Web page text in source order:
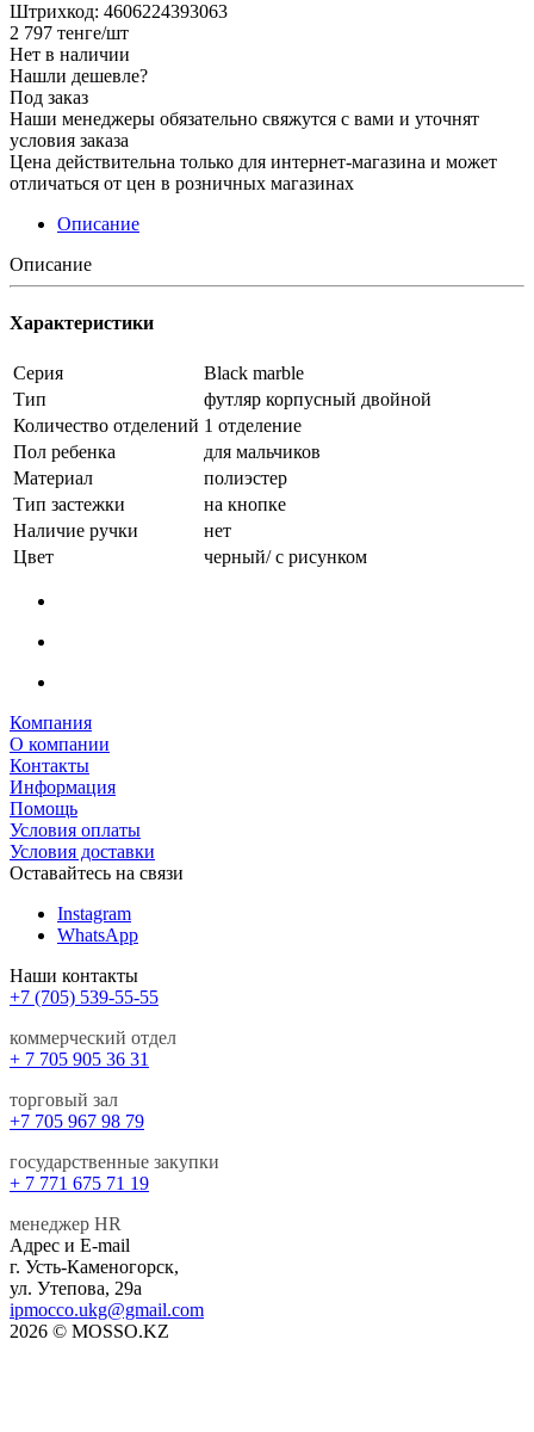
Штрихкод: 4606224393063
2 797 тенге/шт
Нет в наличии
Нашли дешевле?
Под заказ
Наши менеджеры обязательно свяжутся с вами и уточнят
условия заказа
Цена действительна только для интернет-магазина и может
отличаться от цен в розничных магазинах
Описание
Описание
Характеристики
Серия
Black marble
Тип
футляр корпусный двойной
Количество отделений 1 отделение
Пол ребенка
для мальчиков
Материал
полиэстер
Тип застежки
на кнопке
Наличие ручки
нет
Цвет
черный/ с рисунком
Компания
О компании
Контакты
Информация
Помощь
Условия оплаты
Условия доставки
Оставайтесь на связи
Instagram
WhatsApp
Наши контакты
+7 (705) 539-55-55
коммерческий отдел
+ 7 705 905 36 31
торговый зал
+7 705 967 98 79
государственные закупки
+ 7 771 675 71 19
менеджер HR
Адрес и E-mail
г. Усть-Каменогорск,
ул. Утепова, 29а
ipmocco.ukg@gmail.com
2026 © MOSSO.KZ